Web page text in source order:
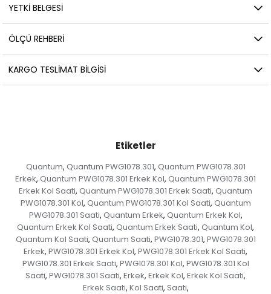
YETKİ BELGESİ
ÖLÇÜ REHBERI
KARGO TESLIMAT BILGISI
Etiketler
Quantum, Quantum PWG1078.301, Quantum PWG1078.301
Erkek, Quantum PWG1078.301 Erkek Kol, Quantum PWG1078.301
Erkek Kol Saati, Quantum PWG1078.301 Erkek Saati, Quantum
PWG1078.301 Kol, Quantum PWG1078.301 Kol Saati, Quantum
PWG1078.301 Saati, Quantum Erkek, Quantum Erkek Kol,
Quantum Erkek Kol Saati, Quantum Erkek Saati, Quantum Kol,
Quantum Kol Saati, Quantum Saati, PWG1078.301, PWG1078.301
Erkek, PWG1078.301 Erkek Kol, PWG1078.301 Erkek Kol Saati,
PWG1078.301 Erkek Saati, PWG1078.301 Kol, PWG1078.301 Kol
Saati, PWG1078.301 Saati, Erkek, Erkek Kol, Erkek Kol Saati,
Erkek Saati, Kol Saati, Saati,